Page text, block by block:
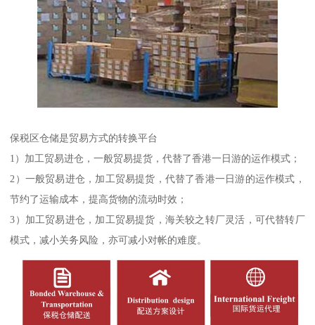
保税区仓储是贸易方式的转换平台
1）加工贸易进仓，一般贸易提货，代替了香港一日游的运作模式；
2）一般贸易进仓，加工贸易提货，代替了香港一日游的运作模式，
节约了运输成本，提高货物的流动时效；
3）加工贸易进仓，加工贸易提货，海关较之转厂灵活，可代替转厂
模式，减小关务风险，亦可减小对帐的难度。